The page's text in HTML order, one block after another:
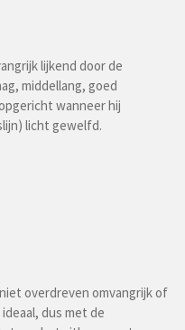
lijkend door de
middellang, goed
wanneer hij
licht gewelfd.
overdreven omvangrijk of
dus met de